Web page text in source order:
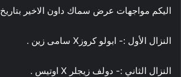
اليكم مواجهات عرض سماك داون الاخير بتاريخ 13/11/2020
النزال الأول :- ابولو كروزX سامى زين .
النزال الثاني :- دولف زيجلر X اوتيس .